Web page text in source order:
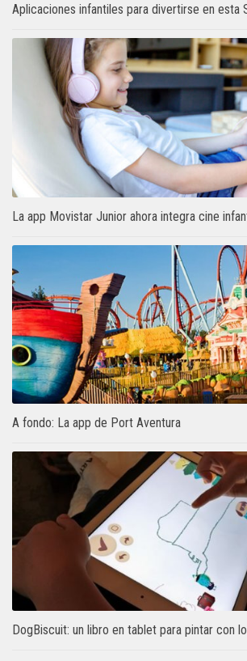
Aplicaciones infantiles para divertirse en esta
La app Movistar Junior ahora integra cine
A fondo: La app de Port Aventura
DogBiscuit: un libro en tablet para pintar con